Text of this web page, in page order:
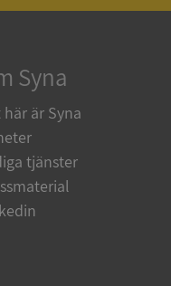
Syna
här är Syna
tjänster
kan inte
cookies.
Leverantör
Domän